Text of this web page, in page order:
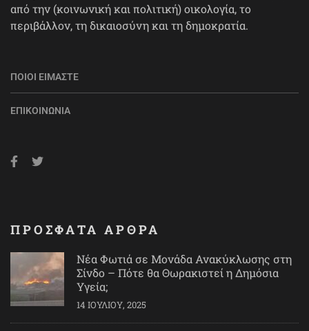
από την (κοινωνική και πολιτική) οικολογία, το
περιβάλλον, τη δικαιοσύνη και τη δημοκρατία.
ΠΟΙΟΙ ΕΊΜΑΣΤΕ
ΕΠΙΚΟΙΝΩΝΊΑ
ΠΡΟΣΦΑΤΑ ΑΡΘΡΑ
Νέα Φωτιά σε Μονάδα Ανακύκλωσης στη
Σίνδο – Πότε θα Θωρακιστεί η Δημόσια
Υγεία;
14 ΙΟΥΛΊΟΥ, 2025